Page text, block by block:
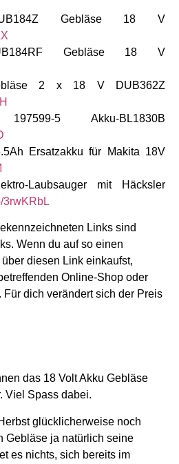
Gebläse 18 V
Gebläse 18 V
2 x 18 V DUB362Z
5 Akku-BL1830B
Ersatzakku für Makita 18V
Laubsauger mit Häcksler
3rwKRbL
Links sind
Wenn du auf so einen
diesen Link einkaufst,
Online-Shop oder
dich verändert sich der Preis
das 18 Volt Akku Gebläse
Viel Spass dabei.
glücklicherweise noch
Gebläse ja natürlich seine
es nichts, sich bereits im